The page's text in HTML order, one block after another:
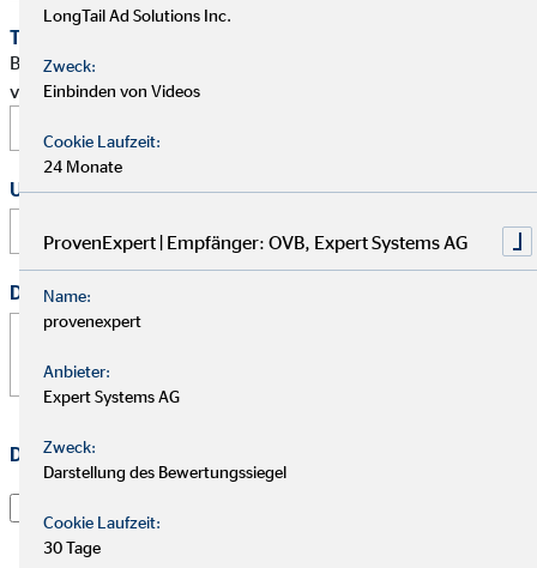
Terminwunsch
Bitte schlage mir einen Termin für ein persönliches Gespräch
vor.
Uhrzeit
Deine Nachricht
Datenschutz
darin ein, dass die OVB Vermögensberatung AG die von
mir übermittelten Informationen und Kontaktdaten
LongTail Ad Solutions Inc.
Zweck:
Einbinden von Videos
Cookie Laufzeit:
24 Monate
ProvenExpert | Empfänger: OVB, Expert Systems AG
Name:
provenexpert
Anbieter:
Expert Systems AG
Zweck:
Darstellung des Bewertungssiegel
Cookie Laufzeit:
30 Tage